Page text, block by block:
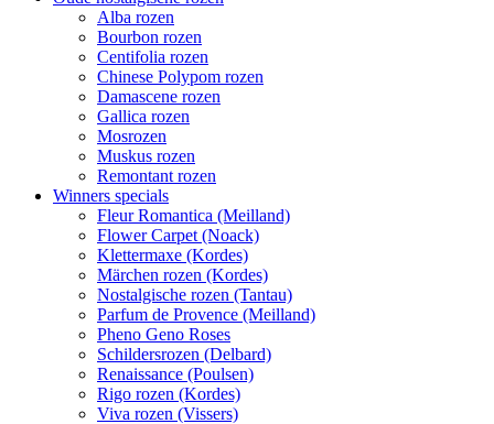
Alba rozen
Bourbon rozen
Centifolia rozen
Chinese Polypom rozen
Damascene rozen
Gallica rozen
Mosrozen
Muskus rozen
Remontant rozen
Winners specials
Fleur Romantica (Meilland)
Flower Carpet (Noack)
Klettermaxe (Kordes)
Märchen rozen (Kordes)
Nostalgische rozen (Tantau)
Parfum de Provence (Meilland)
Pheno Geno Roses
Schildersrozen (Delbard)
Renaissance (Poulsen)
Rigo rozen (Kordes)
Viva rozen (Vissers)